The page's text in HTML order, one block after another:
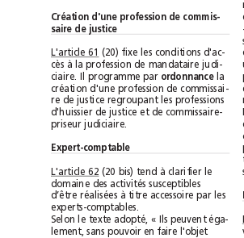
Création d'une profession de commis-
saire de justice
L'article 61 (20) fixe les conditions d'ac-
cès à la profession de mandataire judi-
ciaire. Il programme par
ordonnance la
création d'une profession de commissai-
re de justice regroupant les professions
d'huissier de justice et de commissaire-
priseur judiciaire.
Expert-comptable
L'article 62
(20 bis) tend à clarifier le
domaine des activités susceptibles
d’être réalisées à titre accessoire par les
experts-comptables.
Selon le texte adopté, « Ils peuvent éga-
lement, sans pouvoir en faire l'objet